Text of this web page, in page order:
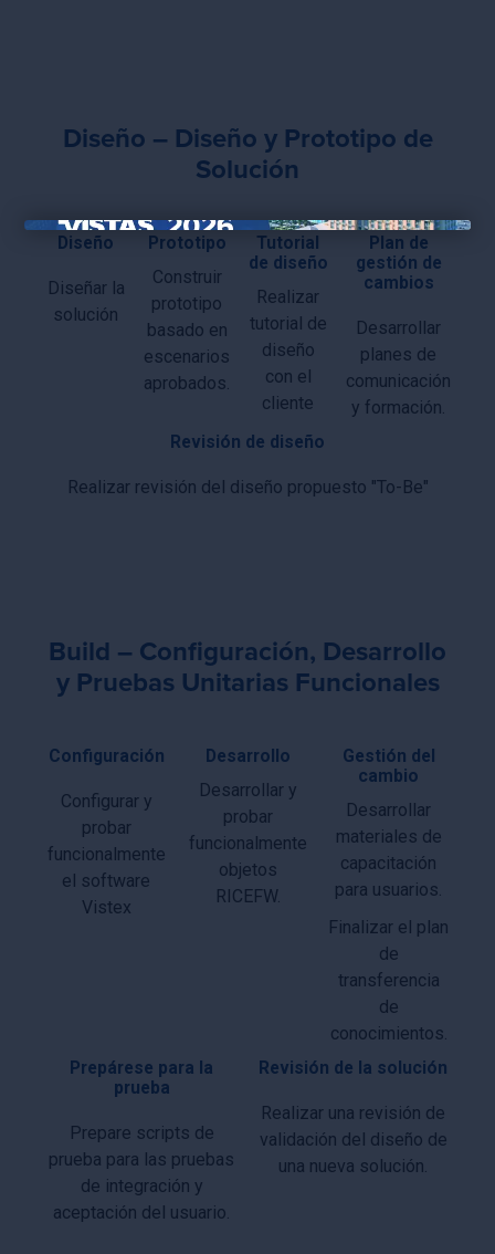
Diseño – Diseño y Prototipo de
Solución
Diseño
Diseñar la
solución
Prototipo
Construir
prototipo
basado en
escenarios
aprobados.
Tutorial
de diseño
Realizar
tutorial de
diseño
con el
cliente
Plan de
gestión de
cambios
Desarrollar
planes de
comunicación
y formación.
Revisión de diseño
Realizar revisión del diseño propuesto "To-Be"
Build – Configuración, Desarrollo
y Pruebas Unitarias Funcionales
Configuración
Configurar y
probar
funcionalmente
el software
Vistex
Desarrollo
Desarrollar y
probar
funcionalmente
objetos
RICEFW.
Gestión del
cambio
Desarrollar
materiales de
capacitación
para usuarios.
Finalizar el plan
de
transferencia
de
conocimientos.
Prepárese para la
prueba
Prepare scripts de
prueba para las pruebas
de integración y
aceptación del usuario.
Revisión de la solución
Realizar una revisión de
validación del diseño de
una nueva solución.